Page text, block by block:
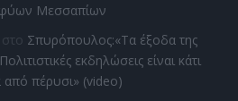
Μεσσαπίων
στο Σπυρόπουλος:«Τα έξοδα της
εκδηλώσεις είναι κάτι
από πέρυσι» (video)